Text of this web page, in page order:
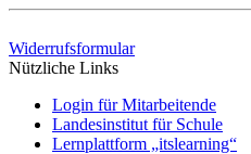
Widerrufsformular
Nützliche Links
Login für Mitarbeitende
Landesinstitut für Schule
Lernplattform „itslearning“